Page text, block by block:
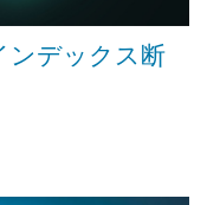
ンデックス断